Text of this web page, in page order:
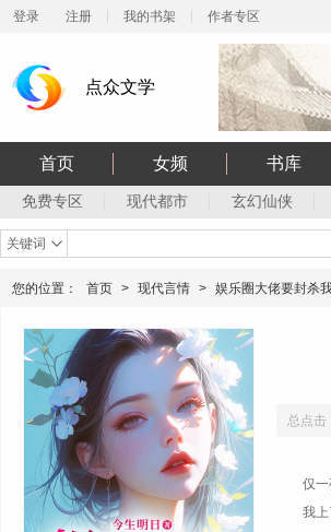
登录 注册 我的书架 作者专区
点众文学
首页 女频 书库
免费专区 现代都市 玄幻仙侠
关键词
您的位置： 首页 > 现代言情 > 娱乐圈大佬要封杀
总点击
仅一
我上了